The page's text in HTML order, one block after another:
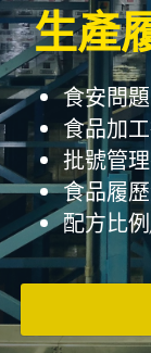
生產
食安問
食品加
批號管
食品履
配方比